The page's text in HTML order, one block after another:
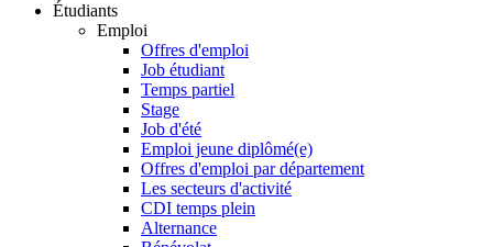
Étudiants
Emploi
Offres d'emploi
Job étudiant
Temps partiel
Stage
Job d'été
Emploi jeune diplômé(e)
Offres d'emploi par département
Les secteurs d'activité
CDI temps plein
Alternance